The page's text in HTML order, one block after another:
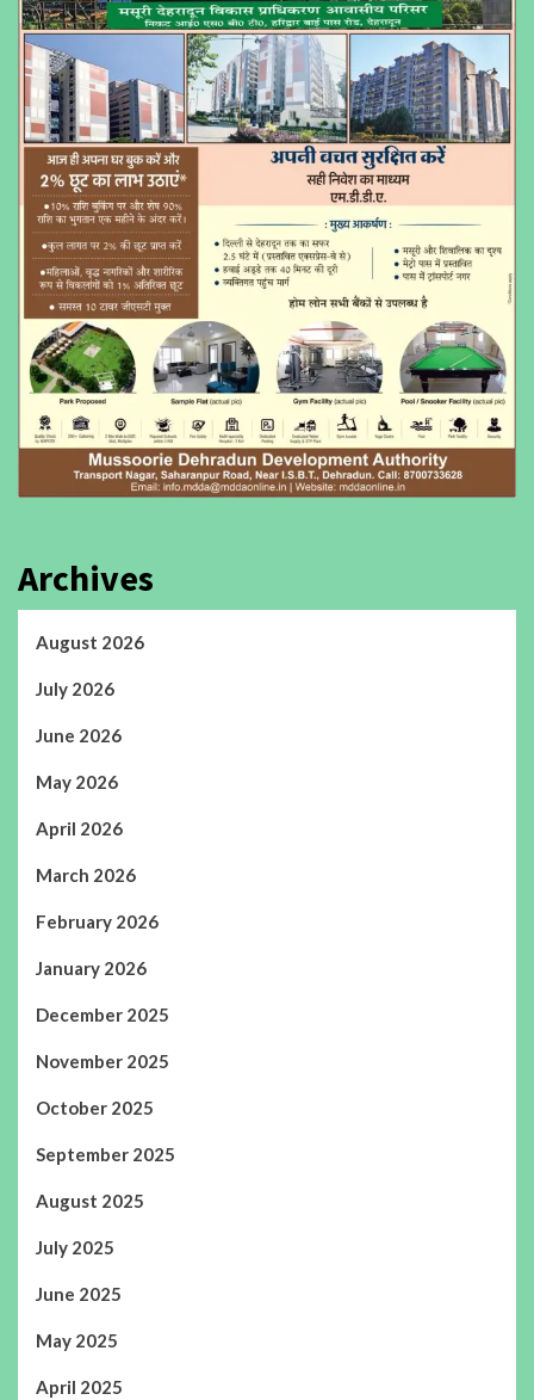
Archives
August 2026
July 2026
June 2026
May 2026
April 2026
March 2026
February 2026
January 2026
December 2025
November 2025
October 2025
September 2025
August 2025
July 2025
June 2025
May 2025
April 2025